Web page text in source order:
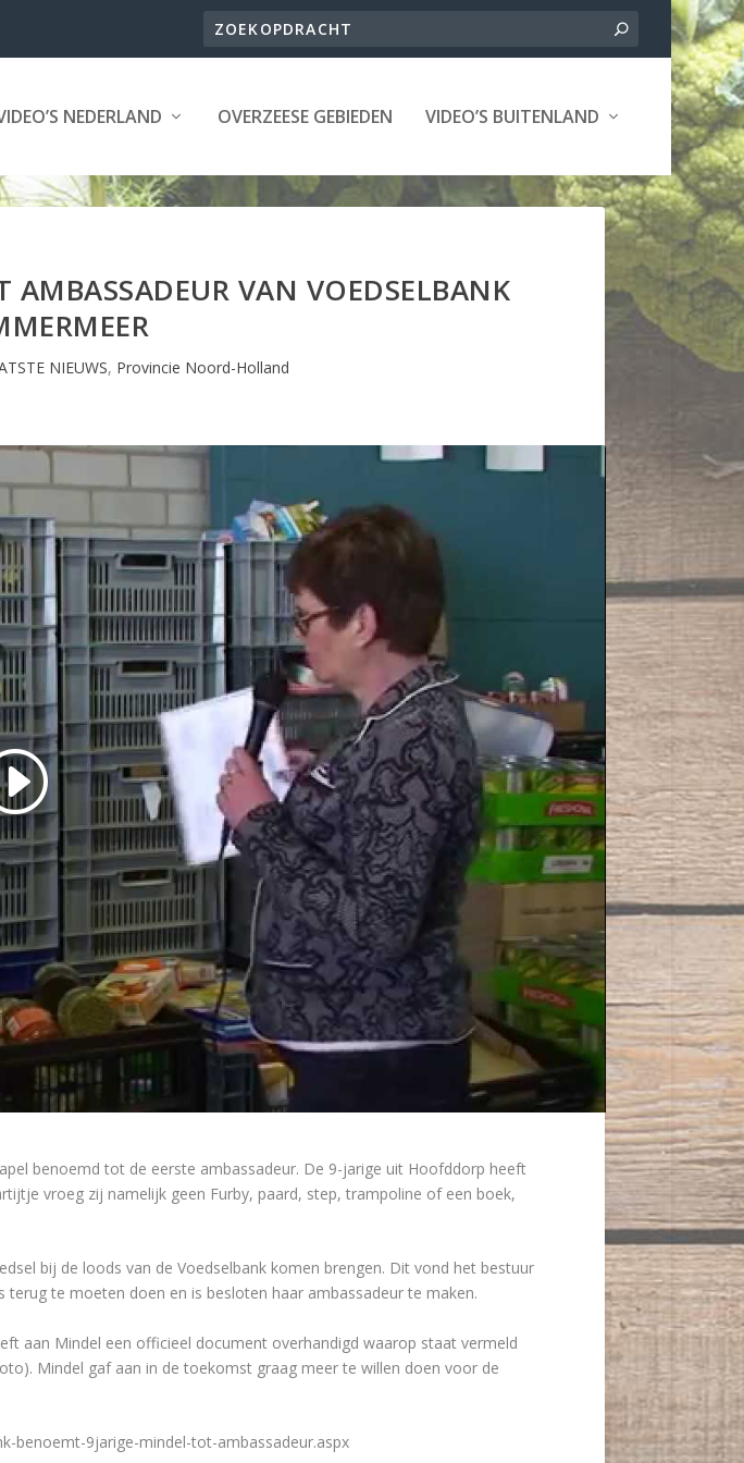
NEDERLAND OVERZEESE GEBIEDEN VIDEO’S BUITENLAND
VAN VOEDSELBANK
NIEUWS, Provincie Noord-Holland
benoemd tot de eerste ambassadeur. De 9-jarige uit Hoofddorp heeft
vroeg zij namelijk geen Furby, paard, step, trampoline of een boek,
bij de loods van de Voedselbank komen brengen. Dit vond het bestuur
te moeten doen en is besloten haar ambassadeur te maken.
aan Mindel een officieel document overhandigd waarop staat vermeld
Mindel gaf aan in de toekomst graag meer te willen doen voor de
benoemt-9jarige-mindel-tot-ambassadeur.aspx